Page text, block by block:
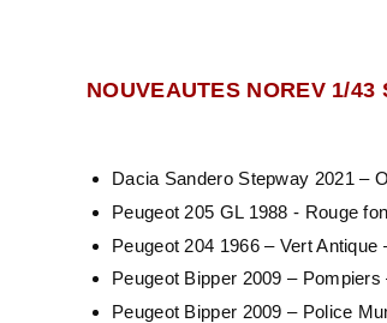
NOUVEAUTES NOREV 1/43
Dacia Sandero Stepway 2021 –
Peugeot 205 GL 1988 - Rouge
Peugeot 204 1966 – Vert
Peugeot Bipper 2009 –
Peugeot Bipper 2009 – Police